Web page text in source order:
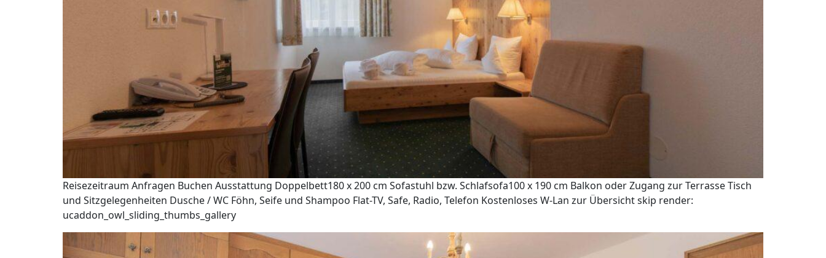
Reisezeitraum Anfragen Buchen Ausstattung Doppelbett180 x 200 cm Sofastuhl bzw. Schlafsofa100 x 190 cm Balkon oder Zugang zur Terrasse Tisch
und Sitzgelegenheiten Dusche / WC Föhn, Seife und Shampoo Flat-TV, Safe, Radio, Telefon Kostenloses W-Lan zur Übersicht skip render:
ucaddon_owl_sliding_thumbs_gallery